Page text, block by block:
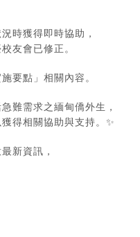
時獲得即時協助，
友會已修正。
要點」相關內容。
難需求之緬甸僑外生，
得相關協助與支持。✨
新資訊，